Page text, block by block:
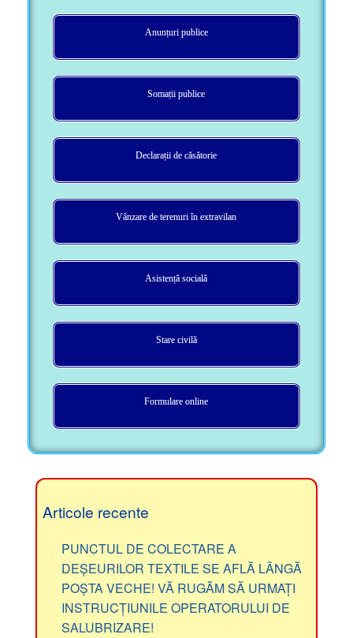
Anunțuri publice
Somații publice
Declarații de căsătorie
Vânzare de terenuri în extravilan
Asistență socială
Stare civilă
Formulare online
Articole recente
PUNCTUL DE COLECTARE A
DEȘEURILOR TEXTILE SE AFLĂ LÂNGĂ
POȘTA VECHE! VĂ RUGĂM SĂ URMAȚI
INSTRUCȚIUNILE OPERATORULUI DE
SALUBRIZARE!